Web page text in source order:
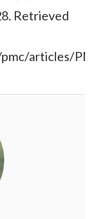
Retrieved
articles/